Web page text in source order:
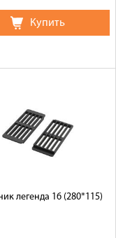
Купить
легенда 16 (280*115)